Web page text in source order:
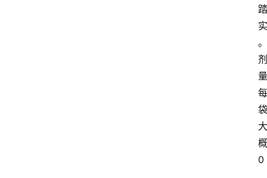
踏
实
。
剂
量
每
袋
大
概
0